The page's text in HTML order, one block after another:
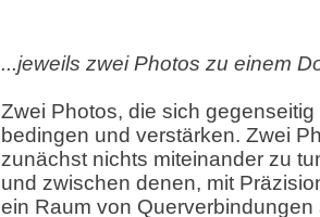
...jeweils zwei Photos zu einem
Zwei Photos, die sich
bedingen und verstärken. Zwei
zunächst nichts miteinander zu
und zwischen denen, mit
ein Raum von Querverbindungen